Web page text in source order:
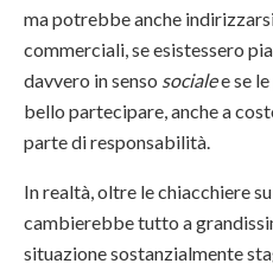
ma potrebbe anche
commerciali, se esistessero
davvero in senso socialee se
bello partecipare, anche a
parte di responsabilità.
In realtà, oltre le chiacchiere
cambierebbe tutto a
situazione sostanzialmente